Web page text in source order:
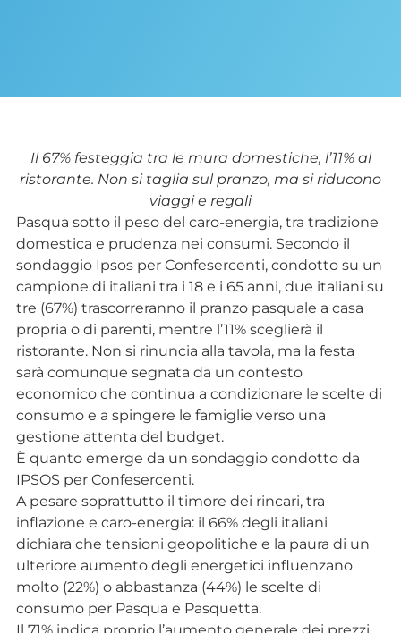
Il 67% festeggia tra le mura domestiche, l’11% al
ristorante. Non si taglia sul pranzo, ma si riducono
viaggi e regali
Pasqua sotto il peso del caro-energia, tra tradizione
domestica e prudenza nei consumi. Secondo il
sondaggio Ipsos per Confesercenti, condotto su un
campione di italiani tra i 18 e i 65 anni, due italiani su
tre (67%) trascorreranno il pranzo pasquale a casa
propria o di parenti, mentre l’11% sceglierà il
ristorante. Non si rinuncia alla tavola, ma la festa
sarà comunque segnata da un contesto
economico che continua a condizionare le scelte di
consumo e a spingere le famiglie verso una
gestione attenta del budget.
È quanto emerge da un sondaggio condotto da
IPSOS per Confesercenti.
A pesare soprattutto il timore dei rincari, tra
inflazione e caro-energia: il 66% degli italiani
dichiara che tensioni geopolitiche e la paura di un
ulteriore aumento degli energetici influenzano
molto (22%) o abbastanza (44%) le scelte di
consumo per Pasqua e Pasquetta.